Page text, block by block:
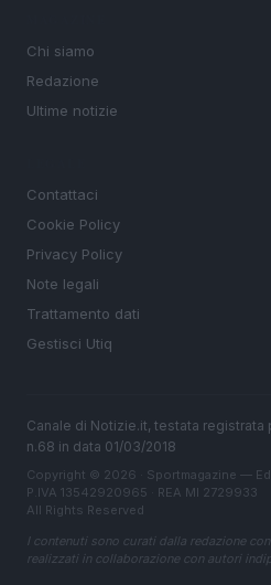
Chi siamo
Redazione
Ultime notizie
Contattaci
Cookie Policy
Privacy Policy
Note legali
Trattamento dati
Gestisci Utiq
Canale di Notizie.it, testata registrata
n.68 in data 01/03/2018
Copyright © 2026 · Sportmagazine —
P.IVA 13542920965 · REA MI 2729933
All Rights Reserved
I contenuti sono curati dalla redazione
realizzati in collaborazione con autori